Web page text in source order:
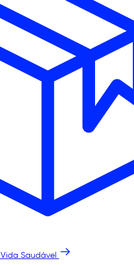
Vida Saudável